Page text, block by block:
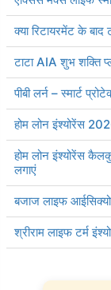
क्या रिटायरमेंट के बाद
टाटा AIA शुभ शक्ति
पीबी लर्न – स्मार्ट
होम लोन इंश्योरेंस
होम लोन इंश्योरेंस
लगाएं
बजाज लाइफ
श्रीराम लाइफ टर्म